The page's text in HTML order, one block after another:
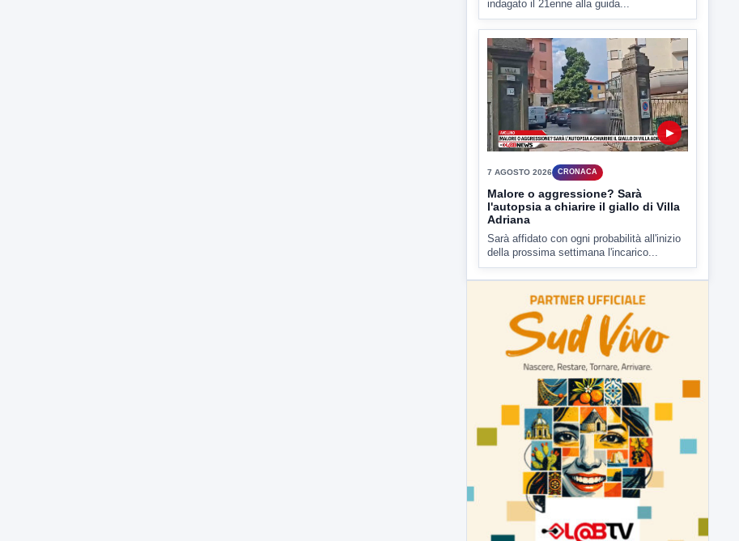
7 AGOSTO 2026 CRONACA
Ponte Valentino,21enne indagato:
ipotesi duplice omicidio stradale
Incidente mortale a Ponte Valentino,
indagato il 21enne alla guida...
7 AGOSTO 2026 CRONACA
Malore o aggressione? Sarà
l'autopsia a chiarire il giallo di Villa
Sarà affidato con ogni probabilità all'inizio
della prossima settimana l'incarico...